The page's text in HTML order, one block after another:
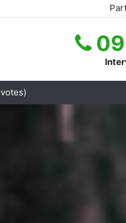
09
votes)